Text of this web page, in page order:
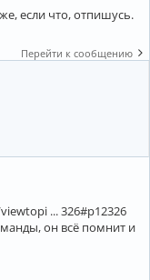
если что, отпишусь.
Перейти к сообщению
... 326#p12326
он всё помнит и